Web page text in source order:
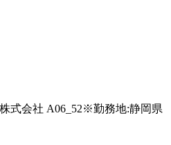
式会社 A06_52※勤務地:静岡県